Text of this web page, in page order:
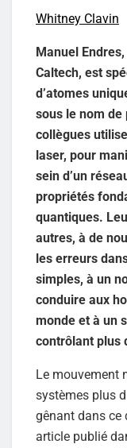
Whitney Clavin
Manuel
Caltech, est
d’atomes
sous le nom de
collègues
laser, pour
sein d’un
propriétés
quantiques.
autres, à de
les erreurs
simples, à un
conduire aux
monde et à un
contrôlant plus
Le mouvement
systèmes plus
gênant dans ce
article publié